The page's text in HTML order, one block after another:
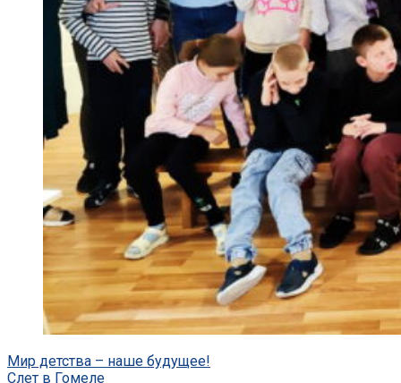
Post
Мир детства – наше будущее!
Слет в Гомеле